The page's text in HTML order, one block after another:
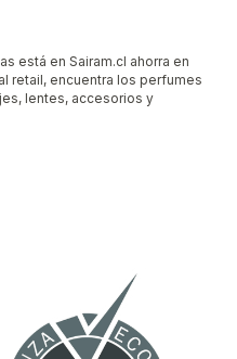
está en Sairam.cl ahorra en
retail, encuentra los perfumes
lentes, accesorios y